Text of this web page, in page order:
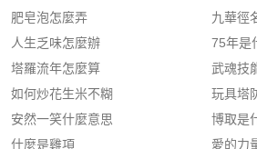
肥皂泡怎麼弄
人生乏味怎麼辦
塔羅流年怎麼算
如何炒花生米不糊
安然一笑什麼意思
什麼是雞項
九華徑
75年是
武魂技
玩具塔
博取是
愛的力